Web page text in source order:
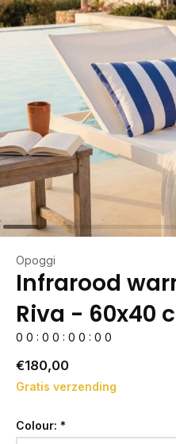
Opoggi
Infrarood
Riva - 60x40
0 0 : 0 0 : 0 0 : 0 0
€180,00
Gratis verzending
Colour: *